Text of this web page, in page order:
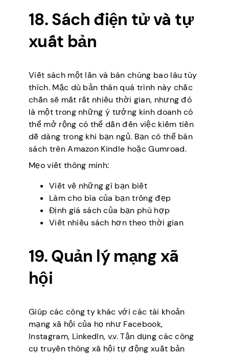
18. Sách điện tử và tự
xuất bản
Viết sách một lần và bán chúng bao lâu tùy
thích. Mặc dù bản thân quá trình này chắc
chắn sẽ mất rất nhiều thời gian, nhưng đó
là một trong những ý tưởng kinh doanh có
thể mở rộng có thể dẫn đến việc kiếm tiền
dễ dàng trong khi bạn ngủ. Bạn có thể bán
sách trên Amazon Kindle hoặc Gumroad.
Mẹo viết thông minh:
Viết về những gì bạn biết
Làm cho bìa của bạn trông đẹp
Định giá sách của bạn phù hợp
Viết nhiều sách hơn theo thời gian
19. Quản lý mạng xã
hội
Giúp các công ty khác với các tài khoản
mạng xã hội của họ như Facebook,
Instagram, LinkedIn, v.v. Tận dụng các công
cụ truyền thông xã hội tự động xuất bản